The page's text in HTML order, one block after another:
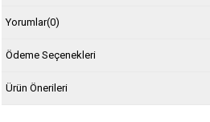
Yorumlar(0)
Ödeme Seçenekleri
Ürün Önerileri